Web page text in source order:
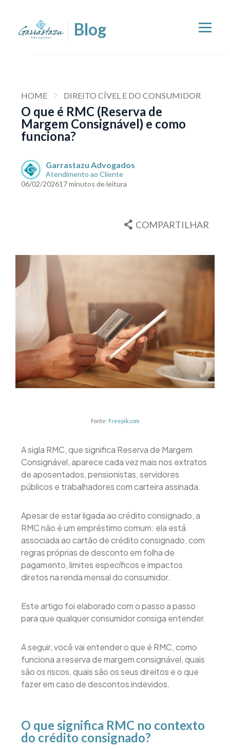
HOME DIREITO CÍVEL E DO CONSUMIDOR
O que é RMC (Reserva de
Margem Consignável) e como
funciona?
Garrastazu Advogados
Atendimento ao Cliente
06/02/202617 minutos de leitura
COMPARTILHAR
Fonte: Freepik.com
A sigla RMC, que significa Reserva de Margem
Consignável, aparece cada vez mais nos extratos
de aposentados, pensionistas, servidores
públicos e trabalhadores com carteira assinada.
Apesar de estar ligada ao crédito consignado, a
RMC não é um empréstimo comum: ela está
associada ao cartão de crédito consignado, com
regras próprias de desconto em folha de
pagamento, limites específicos e impactos
diretos na renda mensal do consumidor.
Este artigo foi elaborado com o passo a passo
para que qualquer consumidor consiga entender.
A seguir, você vai entender o que é RMC, como
funciona a reserva de margem consignável, quais
são os riscos, quais são os seus direitos e o que
fazer em caso de descontos indevidos.
O que significa RMC no contexto
do crédito consignado?